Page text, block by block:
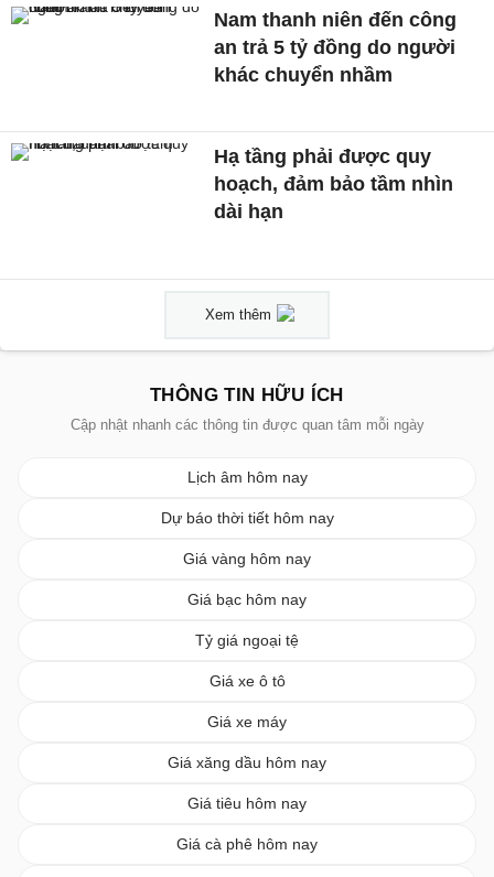
Nam thanh niên đến công
an trả 5 tỷ đồng do người
khác chuyển nhầm
Hạ tầng phải được quy
hoạch, đảm bảo tầm nhìn
dài hạn
Xem thêm
THÔNG TIN HỮU ÍCH
Cập nhật nhanh các thông tin được quan tâm mỗi ngày
Lịch âm hôm nay
Dự báo thời tiết hôm nay
Giá vàng hôm nay
Giá bạc hôm nay
Tỷ giá ngoại tệ
Giá xe ô tô
Giá xe máy
Giá xăng dầu hôm nay
Giá tiêu hôm nay
Giá cà phê hôm nay